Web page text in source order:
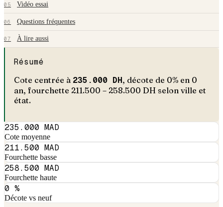
05 Vidéo essai
06 Questions fréquentes
07 À lire aussi
Résumé
Cote centrée à 235.000DH, décote de 0% en 0
an, fourchette 211.500 – 258.500 DH selon ville et
état.
235.000 MAD
Cote moyenne
211.500 MAD
Fourchette basse
258.500 MAD
Fourchette haute
0 %
Décote vs neuf